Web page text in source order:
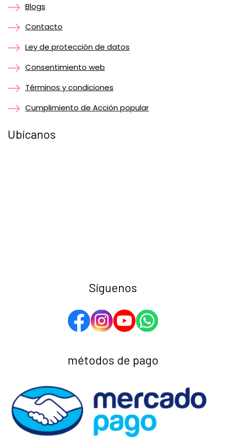
Blogs
Contacto
Ley de protección de datos
Consentimiento web
Términos y condiciones
Cumplimiento de Acción popular
Ubícanos
Síguenos
métodos de pago